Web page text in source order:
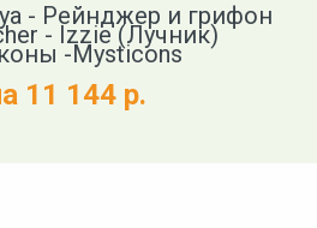
- Рейнджер и грифон
- Izzie (Лучник)
-Mysticons
11 144 р.